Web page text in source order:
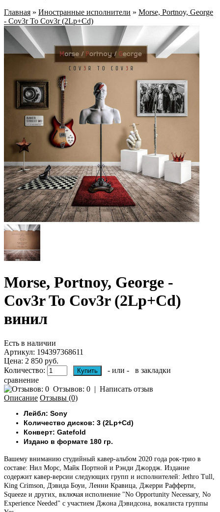
Главная » Иностранные исполнители » Morse, Portnoy, George
- Cov3r To Cov3r (2Lp+Cd)
Morse, Portnoy, George -
Cov3r To Cov3r (2Lp+Cd)
винил
Есть в наличии
Артикул: 194397368611
Цена: 2 850 руб.
Количество:
- или -
в закладки
сравнение
Отзывов: 0 | Написать отзыв
Описание Отзывы (0)
Лейбл: Sony
Количество дисков: 3 (2Lp+Cd)
Конверт: Gatefold
Издано в формате 180 гр.
Вашему вниманию студийный кавер-альбом 2020 года рок-трио в
составе: Нил Морс, Майк Портной и Рэнди Джордж. Издание
содержит кавер-версии следующих групп и исполнителей: Jethro Tull,
King Crimson, Дэвида Боуи, Ленни Кравица, Джерри Рафферти,
Squeeze и других, включая исполнение "No Opportunity Necessary, No
Experience Needed" с участием Джона Дэвидсона, вокалиста группы